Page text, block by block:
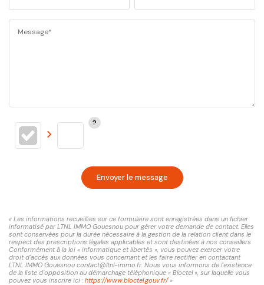
Message*
Envoyer le message
« Les informations recueillies sur ce formulaire sont enregistrées dans un fichier
informatisé par LTNL IMMO Gouesnou pour gérer votre demande de contact. Elles
sont conservées pour la durée nécessaire à la gestion de la relation client dans le
respect des prescriptions légales applicables et sont destinées à nos conseillers
Conformément à la loi « informatique et libertés », vous pouvez exercer votre
droit d'accès aux données vous concernant et les faire rectifier en contactant
LTNL IMMO Gouesnou contact@ltnl-immo.fr. Nous vous informons de l'existence
de la liste d'opposition au démarchage téléphonique « Bloctel », sur laquelle vous
pouvez vous inscrire ici : https://www.bloctel.gouv.fr/»